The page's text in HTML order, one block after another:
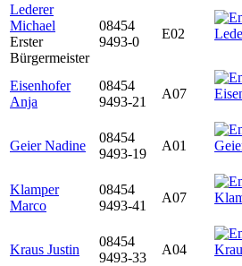
Lederer
Michael
Erster
Bürgermeister
08454
9493-0
E02
Eisenhofer
Anja
08454
9493-21
A07
Geier Nadine
08454
9493-19
A01
Klamper
Marco
08454
9493-41
A07
Kraus Justin
08454
9493-33
A04